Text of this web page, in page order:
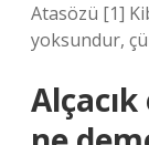
Atasözü [1]
yoksundur,